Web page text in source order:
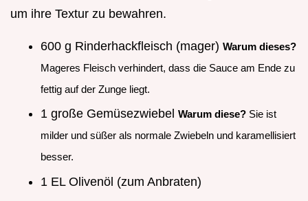
um ihre Textur zu bewahren.
600 g Rinderhackfleisch (mager) Warum dieses?
Mageres Fleisch verhindert, dass die Sauce am Ende zu
fettig auf der Zunge liegt.
1 große Gemüsezwiebel Warum diese? Sie ist
milder und süßer als normale Zwiebeln und karamellisiert
besser.
1 EL Olivenöl (zum Anbraten)